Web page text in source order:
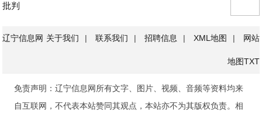
批判
辽宁信息网 关于我们 | 联系我们 | 招聘信息 | XML地图 | 网站
地图TXT
免责声明：辽宁信息网所有文字、图片、视频、音频等资料均来
自互联网，不代表本站赞同其观点，本站亦不为其版权负责。相